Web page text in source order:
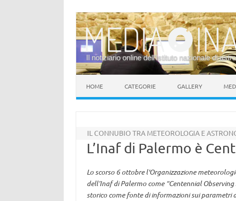
Il notiziario online dell’Istituto nazionale di
HOME CATEGORIE GALLERY
IL CONNUBIO TRA METEOROLOGIA E
L’Inaf di Palermo è
Lo scorso 6 ottobre l'Organizzazione
dell’Inaf di Palermo come “Centennial
storico come fonte di informazioni sui parametri